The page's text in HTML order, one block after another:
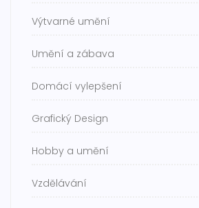
Výtvarné umění
Umění a zábava
Domácí vylepšení
Grafický Design
Hobby a umění
Vzdělávání